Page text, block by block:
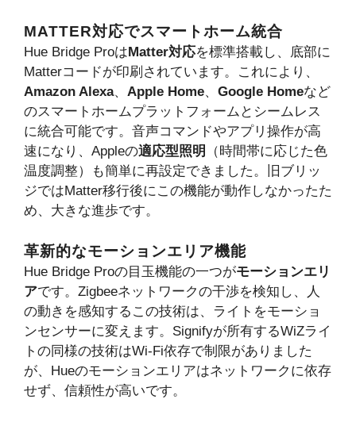
MATTER対応でスマートホーム統合
Hue Bridge ProはMatter対応を標準搭載し、底部に
Matterコードが印刷されています。これにより、
Amazon Alexa、 Apple Home、 Google Homeなど
のスマートホームプラットフォームとシームレス
に統合可能です。音声コマンドやアプリ操作が高
速になり、Appleの適応型照明
（時間帯に応じた色
温度調整）も簡単に再設定できました。旧ブリッ
ジではMatter移行後にこの機能が動作しなかったた
め、大きな進歩です。
革新的なモーションエリア機能
Hue Bridge Proの目玉機能の一つがモーションエリ
アです。Zigbeeネットワークの干渉を検知し、人
の動きを感知するこの技術は、ライトをモーショ
ンセンサーに変えます。Signifyが所有するWiZライ
トの同様の技術はWi-Fi依存で制限がありました
が、Hueのモーションエリアはネットワークに依存
せず、信頼性が高いです。